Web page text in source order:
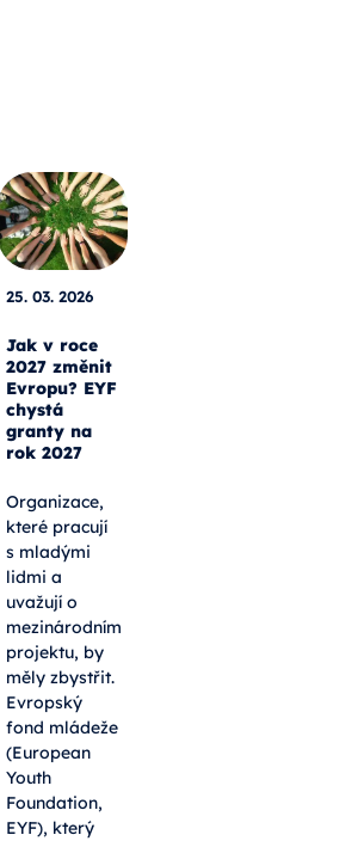
25. 03. 2026
Jak v roce
2027 změnit
Evropu? EYF
chystá
granty na
rok 2027
Organizace,
které pracují
s mladými
lidmi a
uvažují o
mezinárodním
projektu, by
měly zbystřit.
Evropský
fond mládeže
(European
Youth
Foundation,
EYF), který